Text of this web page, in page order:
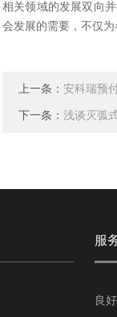
相关领域的发展双向
会发展的需要，不仅
上一条： 安科瑞预
下一条： 浅谈灭弧
服
良